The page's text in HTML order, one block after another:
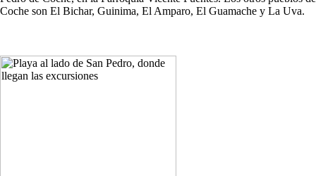
Coche son El Bichar, Guinima, El Amparo, El Guamache y La Uva.